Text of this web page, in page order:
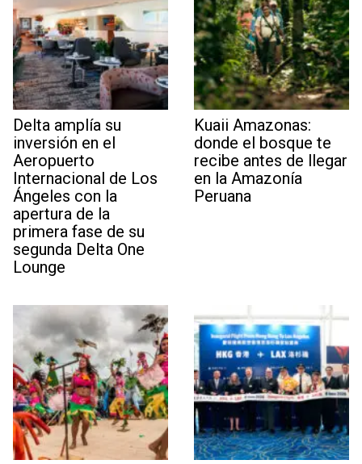
Delta amplía su
inversión en el
Aeropuerto
Internacional de Los
Ángeles con la
apertura de la
primera fase de su
segunda Delta One
Lounge
Kuaii Amazonas:
donde el bosque te
recibe antes de llegar
en la Amazonía
Peruana